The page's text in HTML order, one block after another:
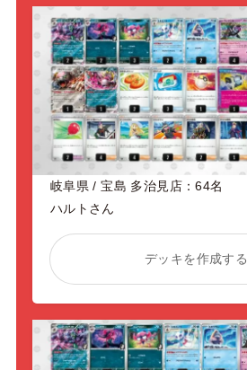
岐阜県 / 宝島 多治見店：64名
ハルトさん
デッキを作成する